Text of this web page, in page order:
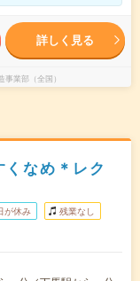
詳しく見る
業部（全国）
くなめ＊レク
が休み 残業なし